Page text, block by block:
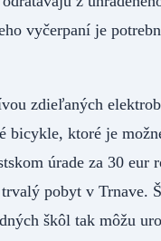
vyčerpaní je
zdieľaných
bicykle, ktoré je
úrade za 30 eur
pobyt v Trnave.
škôl tak môžu